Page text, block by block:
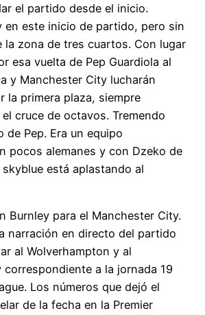
el partido desde el inicio.
en este inicio de partido, pero sin
la zona de tres cuartos. Con lugar
esa vuelta de Pep Guardiola al
y Manchester City lucharán
la primera plaza, siempre
cruce de octavos. Tremendo
de Pep. Era un equipo
pocos alemanes y con Dzeko de
está aplastando al
Burnley para el Manchester City.
narración en directo del partido
al Wolverhampton y al
correspondiente a la jornada 19
Los números que dejó el
de la fecha en la Premier